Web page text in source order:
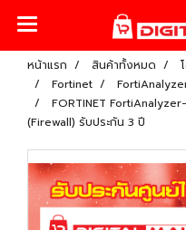
หน้าแรก สินค้าทั้งหมด
Fortinet
FORTINET
(Firewall) รับประกัน 3 ปี